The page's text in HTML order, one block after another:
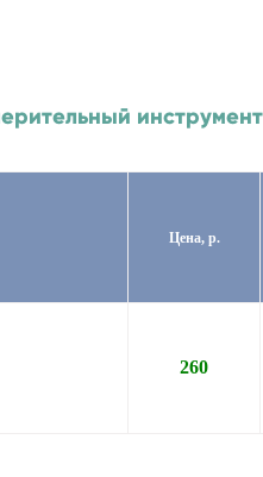
Цена, р.
260